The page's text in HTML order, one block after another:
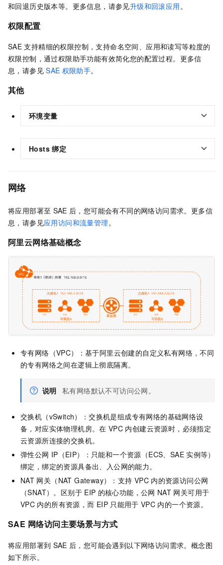
和回退历史版本等。更多信息，请参见升级和回滚应用 。
权限配置
SAE 支持精细的权限控制，支持命名空间、应用和读写等粒度的
权限控制，通过权限助手功能有效简化您的配置过程。更多信
息，请参见 SAE 权限助手。
其他
环境变量
Hosts 绑定
网络
将应用部署至 SAE 后，您可能会有不同的网络访问需求。更多信
息，请参见应用访问和流量管理。
阿里云网络基础概念
专有网络（VPC）：基于阿里云创建的自定义私有网络，不同
的专有网络之间在逻辑上彻底隔离。
说明 私有网络默认不可访问公网。
交换机（vSwitch）：交换机是组成专有网络的基础网络设
备，对应实体物理机房。在 VPC 内创建云资源时，必须指定
云资源所连接的交换机。
弹性公网 IP（EIP）：只能和一个资源（ECS、 SAE 实例等）
绑定，绑定的资源具备出、入公网的能力。
NAT 网关（NAT Gateway）：支持 VPC 内的资源访问公网
（SNAT）。区别于 EIP 的核心功能，公网 NAT 网关可用于
VPC 内的所有资源，而 EIP 只能用于 VPC 内的一个资源。
SAE 网络访问主要场景与方式
将应用部署到 SAE 后，您可能会遇到以下网络访问需求。概念图
如下所示。